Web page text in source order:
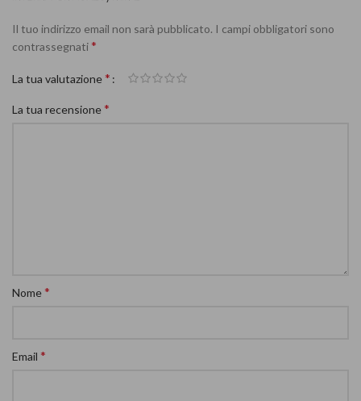
Il tuo indirizzo email non sarà pubblicato. I campi obbligatori sono
contrassegnati*
La tua valutazione*
La tua recensione*
Nome*
Email *